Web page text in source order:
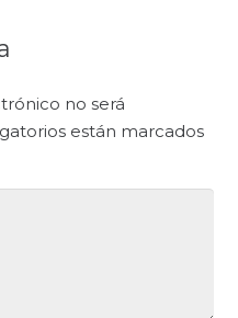
no será
están marcados